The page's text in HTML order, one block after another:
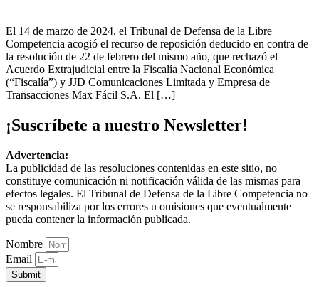
El 14 de marzo de 2024, el Tribunal de Defensa de la Libre
Competencia acogió el recurso de reposición deducido en contra de
la resolución de 22 de febrero del mismo año, que rechazó el
Acuerdo Extrajudicial entre la Fiscalía Nacional Económica
(“Fiscalía”) y JJD Comunicaciones Limitada y Empresa de
Transacciones Max Fácil S.A. El […]
¡Suscríbete a nuestro Newsletter!
Advertencia:
La publicidad de las resoluciones contenidas en este sitio, no
constituye comunicación ni notificación válida de las mismas para
efectos legales. El Tribunal de Defensa de la Libre Competencia no
se responsabiliza por los errores u omisiones que eventualmente
pueda contener la información publicada.
Nombre
Email
Submit